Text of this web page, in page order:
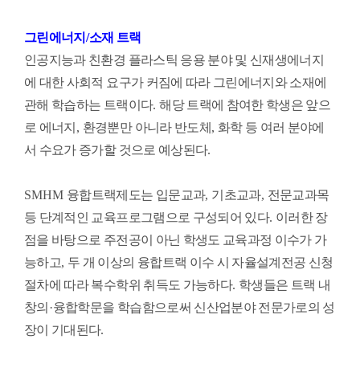
그린에너지 /소재 트랙
인공지능과 친환경 플라스틱 응용 분야 및 신재생에너지
에 대한 사회적 요구가 커짐에 따라 그린에너지와 소재에
관해 학습하는 트랙이다.해당 트랙에 참여한 학생은 앞으
로 에너지 , 환경뿐만 아니라 반도체 , 화학 등 여러 분야에
서 수요가 증가할 것으로 예상된다.
SMHM 융합트랙제도는 입문교과, 기초교과, 전문교과목
등 단계적인 교육프로그램으로 구성되어 있다. 이러한 장
점을 바탕으로 주전공이 아닌 학생도 교육과정 이수가 가
능하고, 두 개 이상의 융합트랙 이수 시 자율설계전공 신청
절차에 따라 복수학위 취득도 가능하다. 학생들은 트랙 내
창의 ·융합학문을 학습함으로써 신산업분야 전문가로의 성
장이 기대된다.